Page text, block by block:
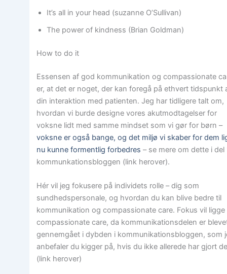
It’s all in your head (suzanne O’Sullivan)
The power of kindness (Brian Goldman)
How to do it
Essensen af god kommunikation og compassionate
er, at det er noget, der kan foregå på ethvert tidspunkt
din interaktion med patienten. Jeg har tidligere talt om,
hvordan vi burde designe vores akutmodtagelser for
voksne lidt med samme mindset som vi gør for børn –
voksne er også bange, og det miljø vi skaber for dem
nu kunne formentlig forbedres – se mere om dette i del
kommunkationsbloggen (link herover).
Hér vil jeg fokusere på individets rolle – dig som
sundhedspersonale, og hvordan du kan blive bedre til
kommunikation og compassionate care. Fokus vil ligge
compassionate care, da kommunikationsdelen er
gennemgået i dybden i kommunikationsbloggen, som
anbefaler du kigger på, hvis du ikke allerede har gjort
(link herover)